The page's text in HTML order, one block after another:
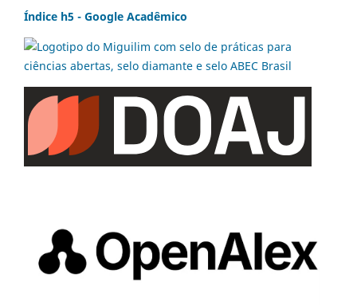
Índice h5 - Google Acadêmico